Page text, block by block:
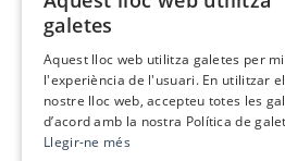
galetes
Aquest lloc web utilitza galetes per
l'experiència de l'usuari. En utilitzar el
nostre lloc web, accepteu totes les
d’acord amb la nostra Política de
Llegir-ne més